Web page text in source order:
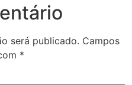
será publicado. Campos
*